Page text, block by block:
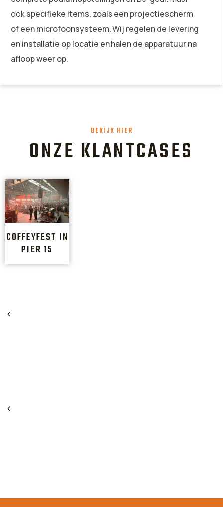
ookspecifieke items, zoals een projectiescherm
of een microfoonsysteem. Wij regelen de levering
en installatie op locatie en halen de apparatuur na
afloop weer op.
BEKIJK HIER
ONZE KLANTCASES
COFFEYFEST IN
PIER 15
SKATEPARK